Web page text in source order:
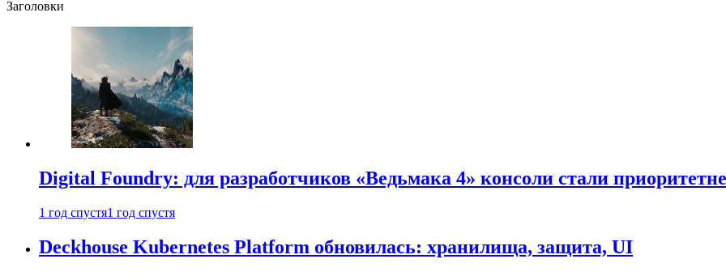
Заголовки
Digital Foundry: для разработчиков «Ведьмака 4» консоли стали
1 год спустя1 год спустя
Deckhouse Kubernetes Platform обновилась: хранилища, защита, UI